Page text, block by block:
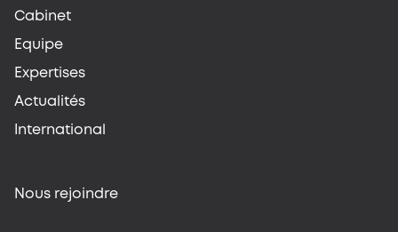
Cabinet
Equipe
Expertises
Actualités
International
Nous rejoindre